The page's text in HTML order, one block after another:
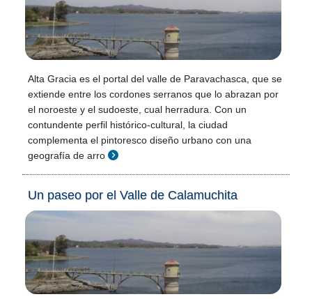
Alta Gracia es el portal del valle de Paravachasca, que se
extiende entre los cordones serranos que lo abrazan por
el noroeste y el sudoeste, cual herradura. Con un
contundente perfil histórico-cultural, la ciudad
complementa el pintoresco diseño urbano con una
geografía de arro
Un paseo por el Valle de Calamuchita